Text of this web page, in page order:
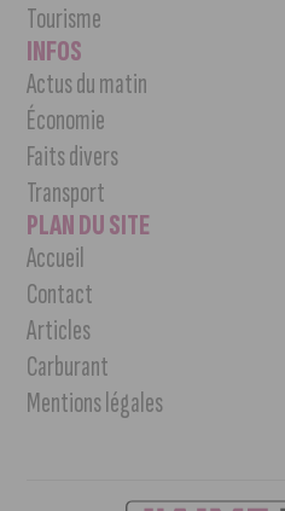
Tourisme
INFOS
Actus du matin
Économie
Faits divers
Transport
PLAN DU SITE
Accueil
Contact
Articles
Carburant
Mentions légales